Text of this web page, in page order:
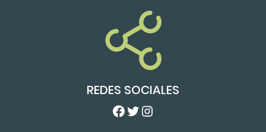
REDES SOCIALES
Facebook
Twitter
Instagram